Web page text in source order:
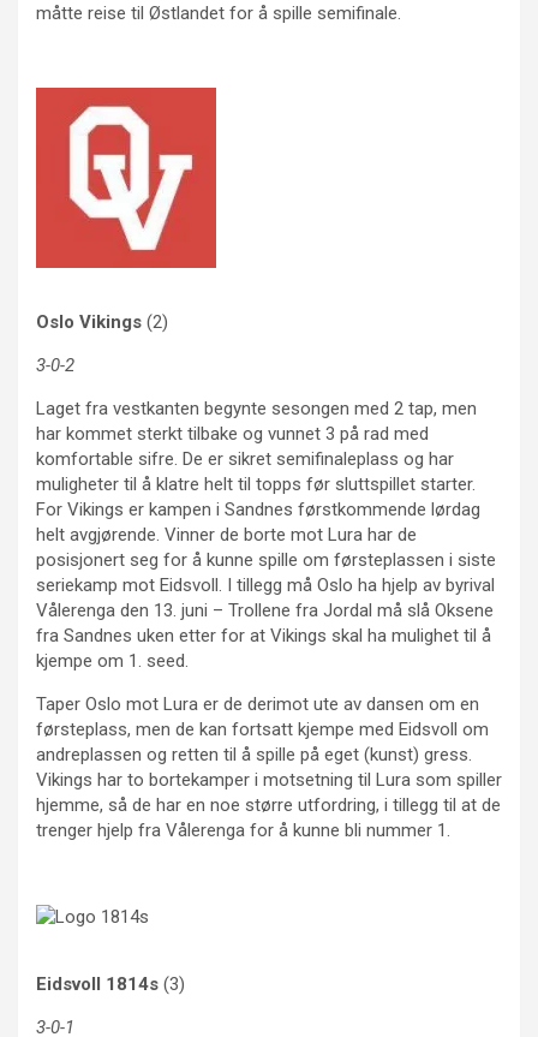
måtte reise til Østlandet for å spille semifinale.
Oslo Vikings (2)
3-0-2
Laget fra vestkanten begynte sesongen med 2 tap, men
har kommet sterkt tilbake og vunnet 3 på rad med
komfortable sifre. De er sikret semifinaleplass og har
muligheter til å klatre helt til topps før sluttspillet starter.
For Vikings er kampen i Sandnes førstkommende lørdag
helt avgjørende. Vinner de borte mot Lura har de
posisjonert seg for å kunne spille om førsteplassen i siste
seriekamp mot Eidsvoll. I tillegg må Oslo ha hjelp av byrival
Vålerenga den 13. juni – Trollene fra Jordal må slå Oksene
fra Sandnes uken etter for at Vikings skal ha mulighet til å
kjempe om 1. seed.
Taper Oslo mot Lura er de derimot ute av dansen om en
førsteplass, men de kan fortsatt kjempe med Eidsvoll om
andreplassen og retten til å spille på eget (kunst) gress.
Vikings har to bortekamper i motsetning til Lura som spiller
hjemme, så de har en noe større utfordring, i tillegg til at de
trenger hjelp fra Vålerenga for å kunne bli nummer 1.
Eidsvoll 1814s (3)
3-0-1